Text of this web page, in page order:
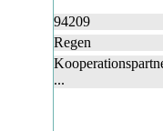
94209
Regen
...